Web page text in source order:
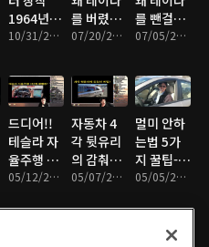
1964년 포
드
클래식카
리뷰
10/31/2021 • 11분
를 버렸을
까? 2부07/20/2021 • 18분
를 뺀걸
까? 1부07/05/2021 • 16분
드디어!!
테슬라 자
율주행 3
단계 레벨
05/12/2021 • 16분
자동차 4
각 뒷유리
의 감춰진
비밀
05/07/2021 • 6분
멀미 안하
는법 5가
지 꿀팁-원
인과해결05/05/2021 • 11분